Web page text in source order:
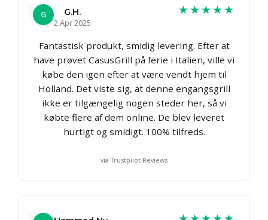
G
G.H.
2 Apr 2025
★★★★★
Fantastisk produkt, smidig levering. Efter at
have prøvet CasusGrill på ferie i Italien, ville vi
købe den igen efter at være vendt hjem til
Holland. Det viste sig, at denne engangsgrill
ikke er tilgængelig nogen steder her, så vi
købte flere af dem online. De blev leveret
hurtigt og smidigt. 100% tilfreds.
via Trustpilot Reviews